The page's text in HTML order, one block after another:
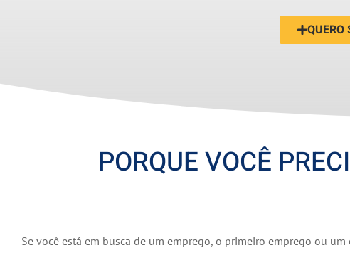
QUERO
PORQUE VOCÊ
Se você está em busca de um emprego, o primeiro emprego ou